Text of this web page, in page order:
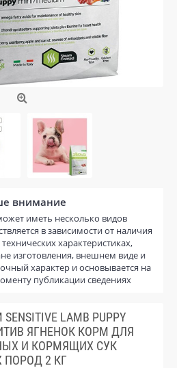
внимание
иметь несколько видов
в зависимости от наличия
характеристиках,
изготовления, внешнем виде и
характер и основывается на
публикации сведениях
LAMB PUPPY
ЯГНЕНОК КОРМ ДЛЯ
И КОРМЯЩИХ СУК
2 КГ